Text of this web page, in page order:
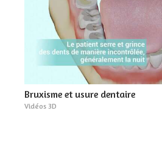
Bruxisme et usure dentaire
Vidéos 3D